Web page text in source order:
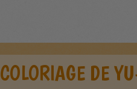
COLORIAGE DE